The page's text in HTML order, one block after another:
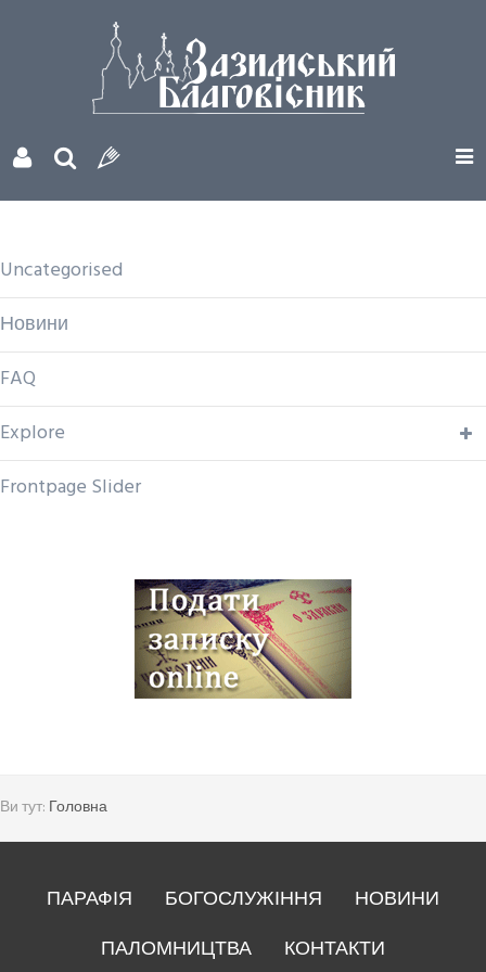
Uncategorised
Новини
FAQ
Explore
Frontpage Slider
Ви тут: Головна
ПАРАФІЯ БОГОСЛУЖІННЯ
НОВИНИ
ПАЛОМНИЦТВА
КОНТАКТИ